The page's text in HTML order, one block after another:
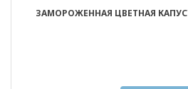
ЗАМОРОЖЕННАЯ ЦВЕТНАЯ